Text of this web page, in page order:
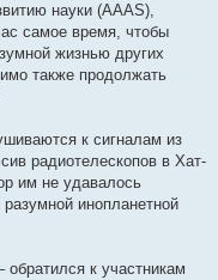
науки (AAAS),
самое время, чтобы
жизнью других
также продолжать
к сигналам из
радиотелескопов в Хат-
им не удавалось
инопланетной
обратился к участникам